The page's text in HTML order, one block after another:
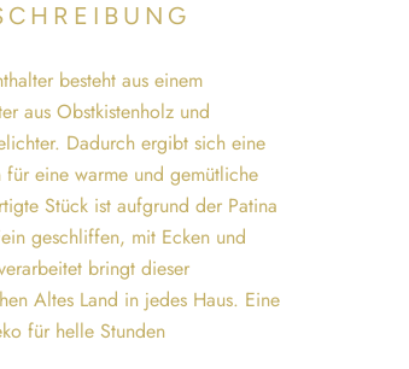
besteht aus einem
aus Obstkistenholz und
Dadurch ergibt sich eine
eine warme und gemütliche
Stück ist aufgrund der Patina
geschliffen, mit Ecken und
bringt dieser
Altes Land in jedes Haus. Eine
für helle Stunden